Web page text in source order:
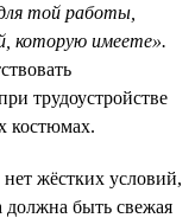
той работы,
которую имеете».
трудоустройстве
костюмах.
жёстких условий,
должна быть свежая